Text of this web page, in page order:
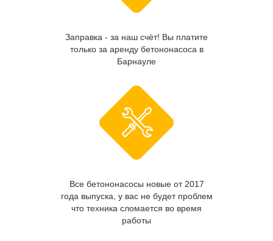
Заправка - за наш счёт! Вы платите
только за аренду бетононасоса в
Барнауле
Все бетононасосы новые от 2017
года выпуска, у вас не будет проблем
что техника сломается во время
работы